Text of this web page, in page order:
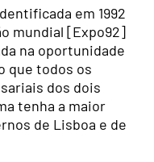
em 1992
mundial [Expo92]
na oportunidade
que todos os
dos dois
tenha a maior
de Lisboa e de